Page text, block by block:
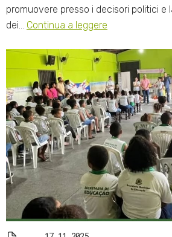
promuovere presso i decisori politici e
dei… Continua a leggere